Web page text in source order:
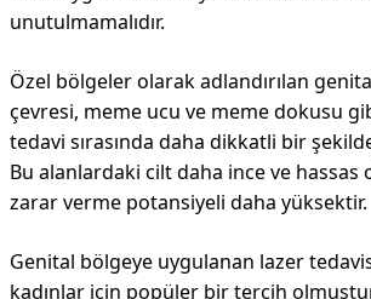
unutulmamalıdır.
Özel bölgeler olarak adlandırılan
çevresi, meme ucu ve meme dokusu
tedavi sırasında daha dikkatli bir şekilde
Bu alanlardaki cilt daha ince ve hassas
zarar verme potansiyeli daha yüksektir.
Genital bölgeye uygulanan lazer
kadınlar için popüler bir tercih